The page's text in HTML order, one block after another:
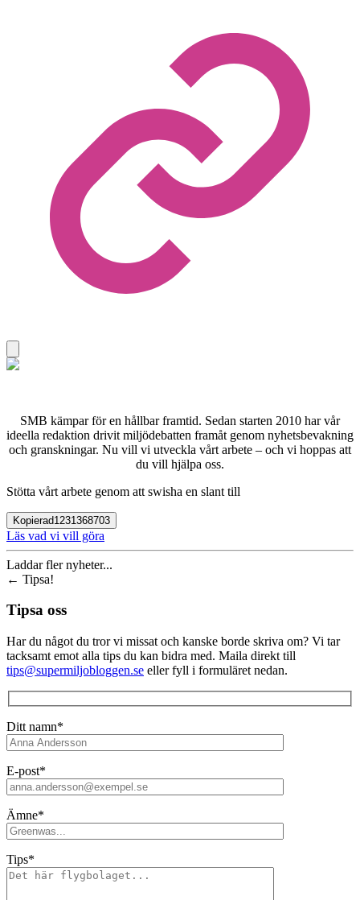
SMB kämpar för en hållbar framtid. Sedan starten 2010 har vår
ideella redaktion drivit miljödebatten framåt genom nyhetsbevakning
och granskningar. Nu vill vi utveckla vårt arbete – och vi hoppas att
du vill hjälpa oss.
Stötta vårt arbete genom att swisha en slant till
Kopierad1231368703
Läs vad vi vill göra
Laddar fler nyheter...
← Tipsa!
Tipsa oss
Har du något du tror vi missat och kanske borde skriva om? Vi tar
tacksamt emot alla tips du kan bidra med. Maila direkt till
tips@supermiljobloggen.se eller fyll i formuläret nedan.
Ditt namn*
E-post*
Ämne*
Tips*